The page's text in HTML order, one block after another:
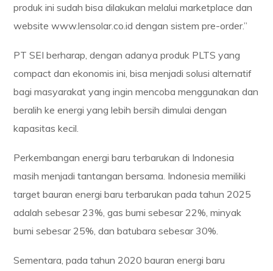
produk ini sudah bisa dilakukan melalui marketplace dan
website www.lensolar.co.id dengan sistem pre-order.”
PT SEI berharap, dengan adanya produk PLTS yang
compact dan ekonomis ini, bisa menjadi solusi alternatif
bagi masyarakat yang ingin mencoba menggunakan dan
beralih ke energi yang lebih bersih dimulai dengan
kapasitas kecil.
Perkembangan energi baru terbarukan di Indonesia
masih menjadi tantangan bersama. Indonesia memiliki
target bauran energi baru terbarukan pada tahun 2025
adalah sebesar 23%, gas bumi sebesar 22%, minyak
bumi sebesar 25%, dan batubara sebesar 30%.
Sementara, pada tahun 2020 bauran energi baru